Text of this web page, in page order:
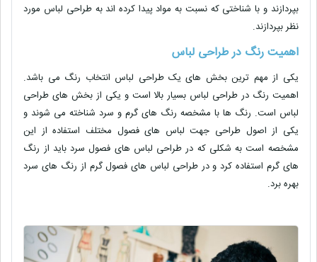
بپردازند و با شناختی که نسبت به مواد پیدا کرده اند به طراحی لباس مورد
نظر بپردازند.
اهمیت رنگ در طراحی لباس
یکی از مهم ترین بخش های یک طراحی لباس انتخاب رنگ می باشد.
اهمیت رنگ در طراحی لباس بسیار بالا است و یکی از بخش های طراحی
لباس است. رنگ ها با مشخصه رنگ های گرم و سرد شناخته می شوند و
یکی از اصول طراحی جهت لباس های فصول مختلف استفاده از این
مشخصه است به شکلی که در طراحی لباس های فصول سرد باید از رنگ
های گرم استفاده کرد و در طراحی لباس های فصول گرم از رنگ های سرد
بهره برد.